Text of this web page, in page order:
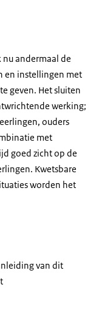
andermaal de
en instellingen met
geven. Het sluiten
werking;
ouders
met
goed zicht op de
Kwetsbare
worden het
van dit